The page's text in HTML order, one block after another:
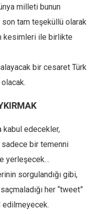
milleti bunun
tam teşeküllü olarak
kesimleri ile birlikte
bir cesaret Türk
kabul edecekler,
sadece bir temenni
yerleşecek…
sorgulandığı gibi,
her “tweet”
edilmeyecek.